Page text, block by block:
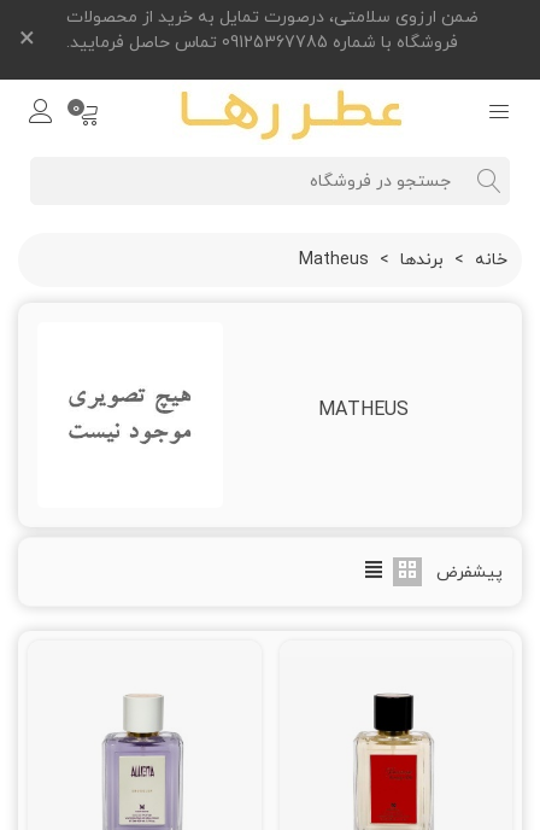
ضمن ارزوی سلامتی، درصورت تمایل به خرید از محصولات
فروشگاه با شماره 09125367785 تماس حاصل فرمایید.
×
0
خانه > برندها >
Matheus
MATHEUS
پیشفرض